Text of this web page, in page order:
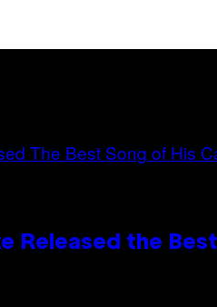
Released the